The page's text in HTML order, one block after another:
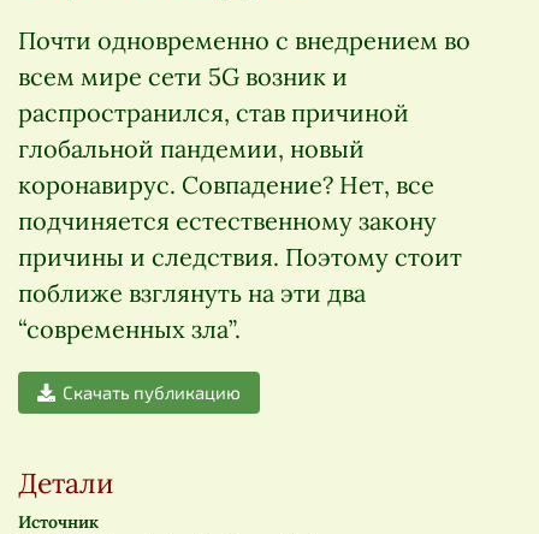
Почти одновременно с внедрением во
всем мире сети 5G возник и
распространился, став причиной
глобальной пандемии, новый
коронавирус. Совпадение? Нет, все
подчиняется естественному закону
причины и следствия. Поэтому стоит
поближе взглянуть на эти два
“современных зла”.
Скачать публикацию
Детали
Источник